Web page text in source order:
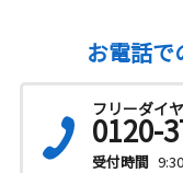
お電話で
フリーダイ
0120-
受付時間